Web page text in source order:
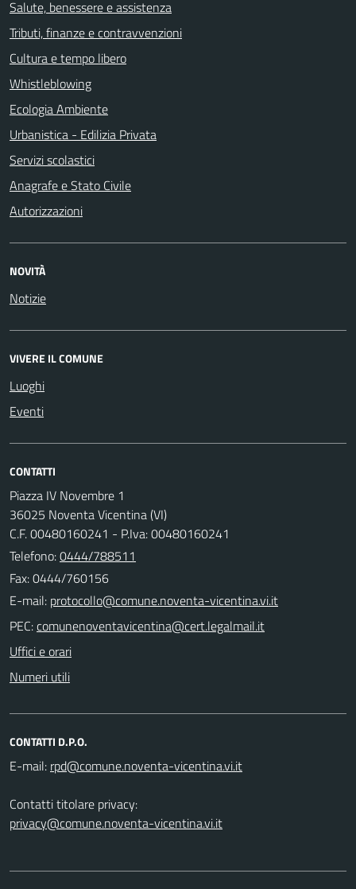
Salute, benessere e assistenza
Tributi, finanze e contravvenzioni
Cultura e tempo libero
Whistleblowing
Ecologia Ambiente
Urbanistica - Edilizia Privata
Servizi scolastici
Anagrafe e Stato Civile
Autorizzazioni
NOVITÀ
Notizie
VIVERE IL COMUNE
Luoghi
Eventi
CONTATTI
Piazza IV Novembre 1
36025 Noventa Vicentina (VI)
C.F. 00480160241 - P.Iva: 00480160241
Telefono:0444/788511
Fax: 0444/760156
E-mail:
PEC:
Uffici e orari
Numeri utili
CONTATTI D.P.O.
E-mail:
Contatti titolare privacy:
privacy@comune.noventa-vicentina.vi.it